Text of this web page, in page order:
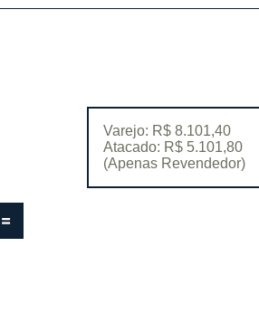
Varejo: R$ 8.101,40
Atacado: R$ 5.101,80
(Apenas Revendedor)